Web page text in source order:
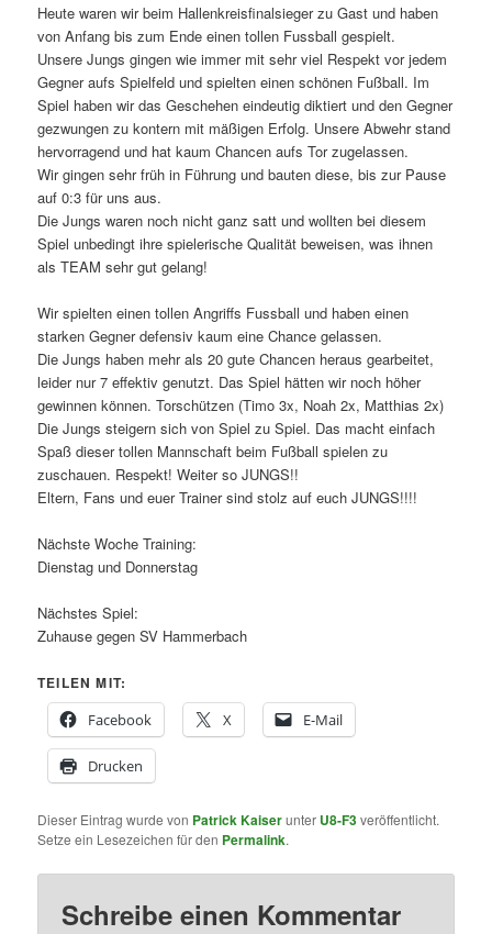
Heute waren wir beim Hallenkreisfinalsieger zu Gast und haben
von Anfang bis zum Ende einen tollen Fussball gespielt.
Unsere Jungs gingen wie immer mit sehr viel Respekt vor jedem
Gegner aufs Spielfeld und spielten einen schönen Fußball. Im
Spiel haben wir das Geschehen eindeutig diktiert und den Gegner
gezwungen zu kontern mit mäßigen Erfolg. Unsere Abwehr stand
hervorragend und hat kaum Chancen aufs Tor zugelassen.
Wir gingen sehr früh in Führung und bauten diese, bis zur Pause
auf 0:3 für uns aus.
Die Jungs waren noch nicht ganz satt und wollten bei diesem
Spiel unbedingt ihre spielerische Qualität beweisen, was ihnen
als TEAM sehr gut gelang!
Wir spielten einen tollen Angriffs Fussball und haben einen
starken Gegner defensiv kaum eine Chance gelassen.
Die Jungs haben mehr als 20 gute Chancen heraus gearbeitet,
leider nur 7 effektiv genutzt. Das Spiel hätten wir noch höher
gewinnen können. Torschützen (Timo 3x, Noah 2x, Matthias 2x)
Die Jungs steigern sich von Spiel zu Spiel. Das macht einfach
Spaß dieser tollen Mannschaft beim Fußball spielen zu
zuschauen. Respekt! Weiter so JUNGS!!
Eltern, Fans und euer Trainer sind stolz auf euch JUNGS!!!!
Nächste Woche Training:
Dienstag und Donnerstag
Nächstes Spiel:
Zuhause gegen SV Hammerbach
TEILEN MIT:
Facebook
X E-Mail
Drucken
Dieser Eintrag wurde von Patrick Kaiserunter U8-F3veröffentlicht.
Setze ein Lesezeichen für den Permalink.
Schreibe einen Kommentar